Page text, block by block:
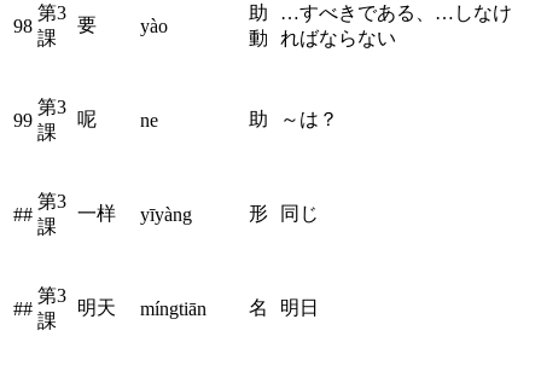
98
第3
課
要 yào
助
動
…すべきである、…しなけ
ればならない
99
第3
課
呢 ne 助 ～は？
##
第3
課
一样 yīyàng 形 同じ
##
第3
課
明天 míngtiān 名 明日